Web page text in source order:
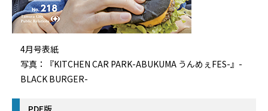
4月号表紙
写真：『KITCHEN CAR PARK-ABUKUMA うんめぇFES-』-
BLACK BURGER-
PDF版